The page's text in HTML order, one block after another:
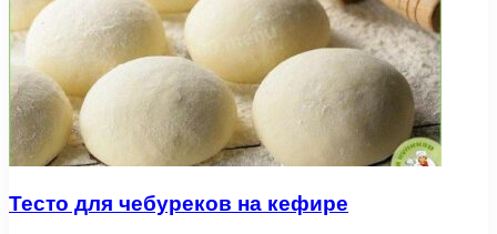
Тесто для чебуреков на кефире